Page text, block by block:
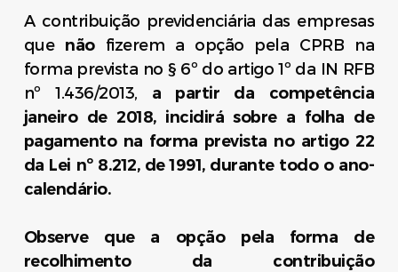
A contribuição previdenciária das empresas
que nãofizerem a opção pela CPRB na
forma prevista no § 6º do artigo 1º da IN RFB
nº 1.436/2013, a partir da competência
janeiro de 2018, incidirá sobre a folha de
pagamento na forma prevista no artigo 22
da Lei nº 8.212, de 1991, durante todo o ano-
calendário.
Observe que a opção pela forma de
recolhimento da contribuição